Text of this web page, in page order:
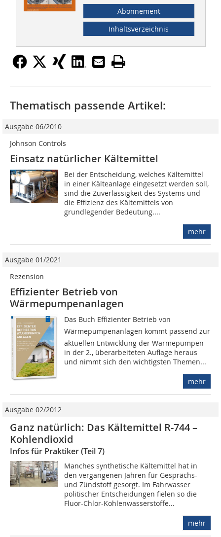
Abonnement
Inhaltsverzeichnis
Thematisch passende Artikel:
Ausgabe 06/2010
Johnson Controls
Einsatz natürlicher Kältemittel
Bei der Entscheidung, welches Kältemittel
in einer Kälteanlage eingesetzt werden soll,
sind die Zuverlässigkeit des Systems und
die Effizienz des Kältemittels von
grundlegender Bedeutung....
mehr
Ausgabe 01/2021
Rezension
Effizienter Betrieb von
Wärmepumpenanlagen
Das Buch Effizienter Betrieb von
Wärmepumpenanlagen kommt passend zur
aktuellen Entwicklung der Wärmepumpen
in der 2., überarbeiteten Auflage heraus
und nimmt sich den wichtigsten Themen...
mehr
Ausgabe 02/2012
Ganz natürlich: Das Kältemittel R-744 –
Kohlendioxid
Infos für Praktiker (Teil 7)
Manches synthetische Kältemittel hat in
den vergangenen Jahren für Gesprächs-
und Zündstoff gesorgt. Im Fahrwasser
politischer Entscheidungen fielen so die
Fluor-Chlor-Kohlenwasserstoffe...
mehr